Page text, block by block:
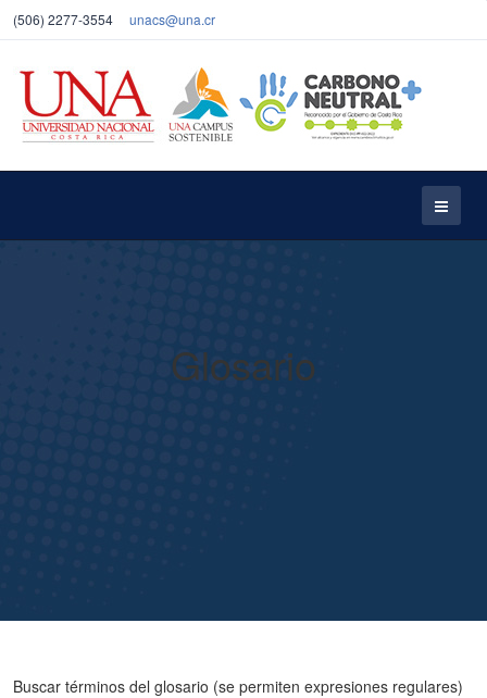
(506) 2277-3554 unacs@una.cr
Glosario
Buscar términos del glosario (se permiten expresiones regulares)